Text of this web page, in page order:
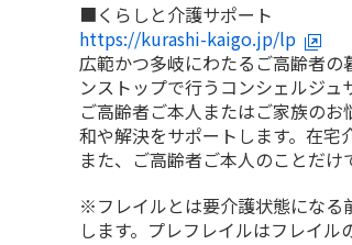
■くらしと介護サポート
https://kurashi-kaigo.jp/lp
広範かつ多岐にわたるご高齢者
ンストップで行うコンシェルジ
ご高齢者ご本人またはご家族の
和や解決をサポートします。在
また、ご高齢者ご本人のことだけ
※フレイルとは要介護状態になる
します。プレフレイルはフレイル